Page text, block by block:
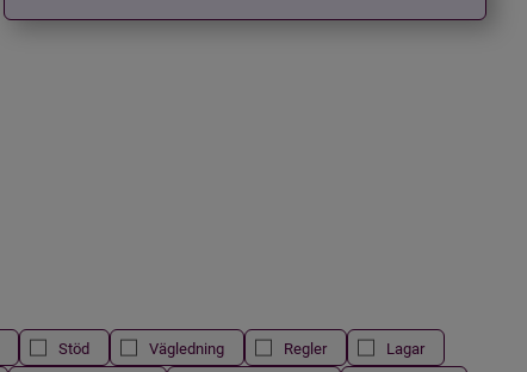
Stöd Vägledning Regler
Lagar